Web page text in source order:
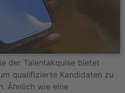
der Talentakquise bietet
qualifizierte Kandidaten zu
Ähnlich wie eine